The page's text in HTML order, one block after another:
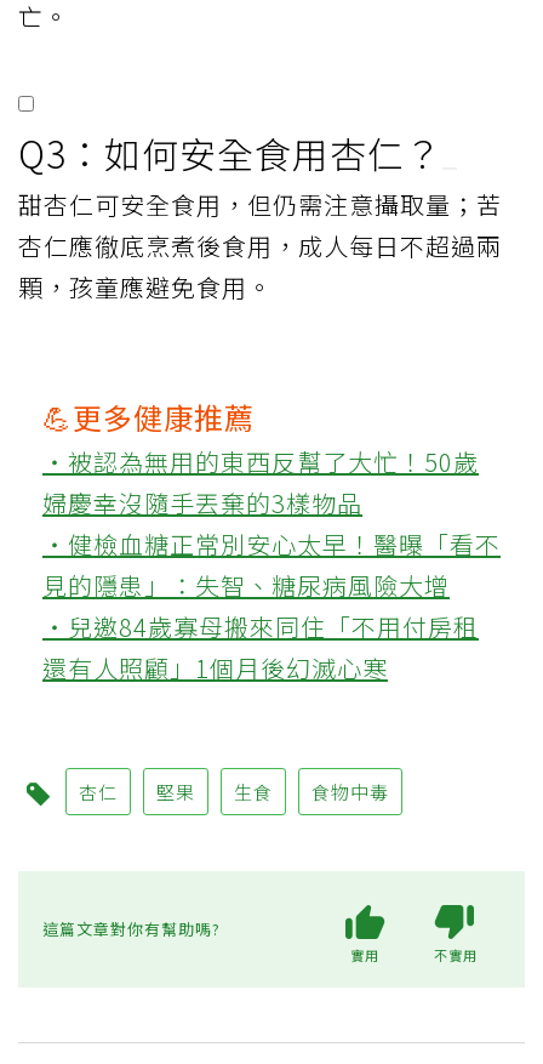
亡。
Q3：如何安全食用杏仁？
甜杏仁可安全食用，但仍需注意攝取量；苦
杏仁應徹底烹煮後食用，成人每日不超過兩
顆，孩童應避免食用。
💪更多健康推薦
‧被認為無用的東西反幫了大忙！50歲
婦慶幸沒隨手丟棄的3樣物品
‧健檢血糖正常別安心太早！醫曝「看不
見的隱患」：失智、糖尿病風險大增
‧兒邀84歲寡母搬來同住「不用付房租
還有人照顧」1個月後幻滅心寒
杏仁 堅果 生食 食物中毒
這篇文章對你有幫助嗎?
實用 不實用